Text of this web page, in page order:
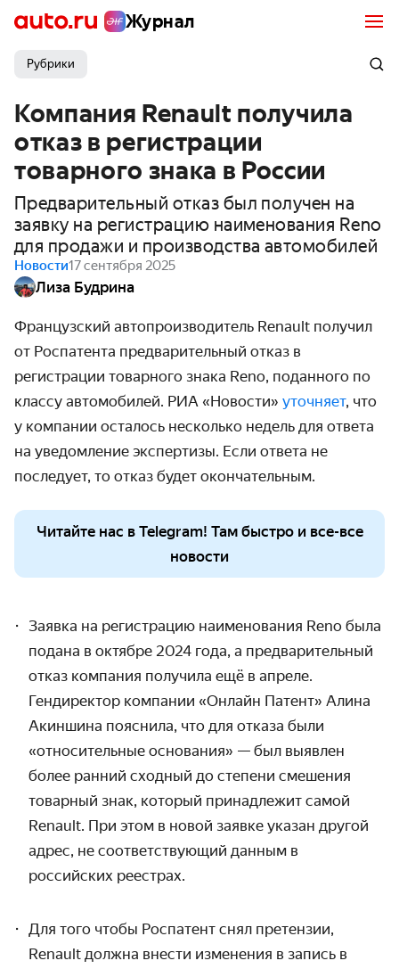
Журнал
Рубрики
Компания Renault получила
отказ в регистрации
товарного знака в России
Предварительный отказ был получен на
заявку на регистрацию наименования Reno
для продажи и производства автомобилей
Новости17 сентября 2025
Лиза Будрина
Французский автопроизводитель Renault получил
от Роспатента предварительный отказ в
регистрации товарного знака Reno, поданного по
классу автомобилей. РИА «Новости» уточняет, что
у компании осталось несколько недель для ответа
на уведомление экспертизы. Если ответа не
последует, то отказ будет окончательным.
Читайте нас в Telegram! Там быстро и все-все
новости
Заявка на регистрацию наименования Reno была
подана в октябре 2024 года, а предварительный
отказ компания получила ещё в апреле.
Гендиректор компании «Онлайн Патент» Алина
Акиншина пояснила, что для отказа были
«относительные основания» — был выявлен
более ранний сходный до степени смешения
товарный знак, который принадлежит самой
Renault. При этом в новой заявке указан другой
адрес, не соответствующий данным в
российских реестрах.
Для того чтобы Роспатент снял претензии,
Renault должна внести изменения в запись в